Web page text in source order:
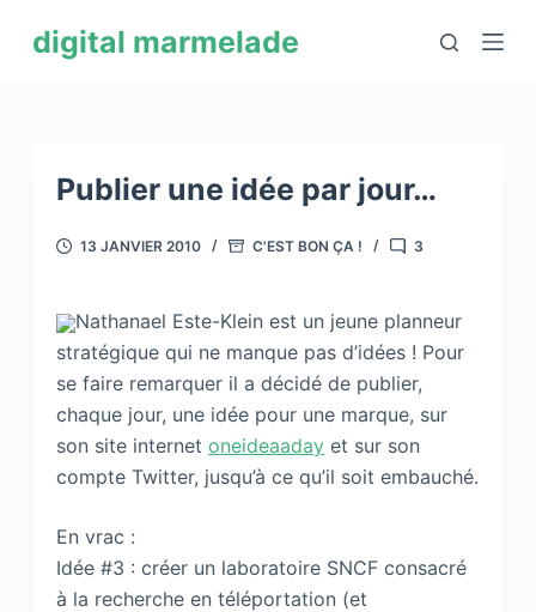
digital marmelade
Publier une idée par jour…
13 JANVIER 2010 C'EST BON ÇA ! 3
Nathanael Este-Klein est un jeune planneur
stratégique qui ne manque pas d’idées ! Pour
se faire remarquer il a décidé de publier,
chaque jour, une idée pour une marque, sur
son site internet oneideaadayet sur son
compte Twitter, jusqu’à ce qu’il soit embauché.
En vrac :
Idée #3 : créer un laboratoire SNCF consacré
à la recherche en téléportation (et